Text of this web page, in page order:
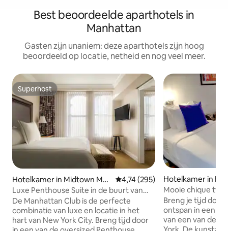
Best beoordeelde aparthotels in
Manhattan
Gasten zijn unaniem: deze aparthotels zijn hoog
beoordeeld op locatie, netheid en nog veel meer.
Superhost
Superhost
Hotelkamer in Midtown Man
hattan
Gemiddelde beoordeling van
4,74 (295)
Luxe Penthouse Suite in de buurt van
Central Park
De Manhattan Club is de perfecte
combinatie van luxe en locatie in het
hart van New York City. Breng tijd door
Hotelkamer in
Mooie chique
The Ridge
Breng je tijd door
ontspan in een
van een van de